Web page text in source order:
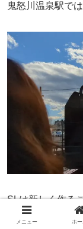
鬼怒川温泉駅で
SLは新しく作る
ているので、今
メニュー ホー